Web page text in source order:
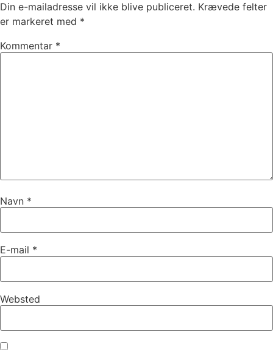
Din e-mailadresse vil ikke blive publiceret. Krævede felter
er markeret med *
Kommentar *
Navn *
E-mail *
Websted